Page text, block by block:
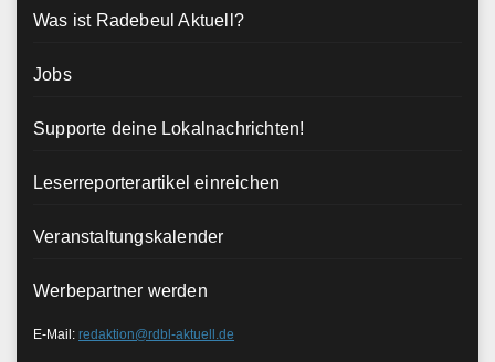
Was ist Radebeul Aktuell?
Jobs
Supporte deine Lokalnachrichten!
Leserreporterartikel einreichen
Veranstaltungskalender
Werbepartner werden
E-Mail: redaktion@rdbl-aktuell.de